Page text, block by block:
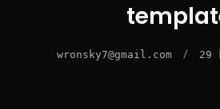
wronsky7@gmail.com / 29